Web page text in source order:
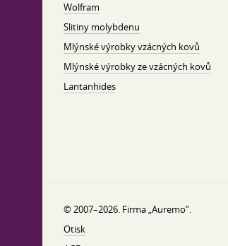
Wolfram
Slitiny molybdenu
Mlýnské výrobky vzácných kovů
Mlýnské výrobky ze vzácných kovů
Lantanhides
© 2007–2026. Firma „Auremo”.
Otisk